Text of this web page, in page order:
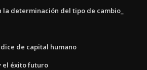
determinación del tipo de cambio_
de capital humano
el éxito futuro